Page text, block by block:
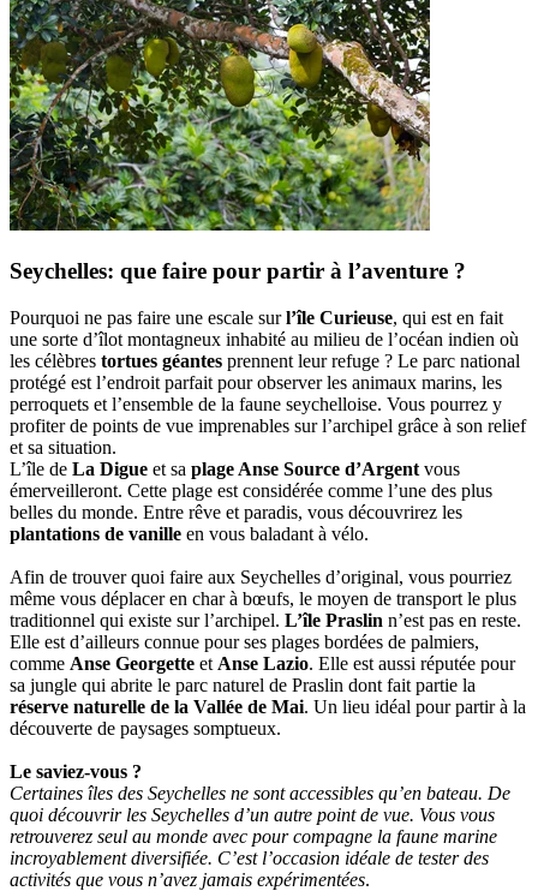
Seychelles: que faire pour partir à l’aventure ?
Pourquoi ne pas faire une escale surl’île Curieuse, qui est en fait
une sorte d’îlot montagneux inhabité au milieu de l’océan indien où
les célèbres tortues géantes prennent leur refuge ? Le parc national
protégé est l’endroit parfait pour observer les animaux marins, les
perroquets et l’ensemble de la faune seychelloise. Vous pourrez y
profiter de points de vue imprenables sur l’archipel grâce à son relief
et sa situation.
L’île de La Digue et sa plage Anse Source d’Argent vous
émerveilleront. Cette plage est considérée comme l’une des plus
belles du monde. Entre rêve et paradis, vous découvrirez les
plantations de vanille en vous baladant à vélo.
Afin de trouver quoi faire aux Seychelles d’original, vous pourriez
même vous déplacer en char à bœufs, le moyen de transport le plus
traditionnel qui existe sur l’archipel. L’île Praslin n’est pas en reste.
Elle est d’ailleurs connue pour ses plages bordées de palmiers,
comme Anse Georgette et Anse Lazio. Elle est aussi réputée pour
sa jungle qui abrite le parc naturel de Praslin dont fait partie la
réserve naturelle de la Vallée de Mai. Un lieu idéal pour partir à la
découverte de paysages somptueux.
Le saviez-vous ?
Certaines îles des Seychelles ne sont accessibles qu’en bateau. De
quoi découvrir les Seychelles d’un autre point de vue. Vous vous
retrouverez seul au monde avec pour compagne la faune marine
incroyablement diversifiée. C’est l’occasion idéale de tester des
activités que vous n’avez jamais expérimentées.